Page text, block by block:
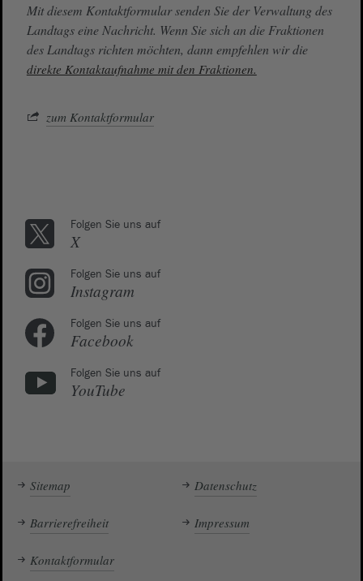
Mit diesem Kontaktformular senden Sie der Verwaltung des
Landtags eine Nachricht. Wenn Sie sich an die Fraktionen
des Landtags richten möchten, dann empfehlen wir die
direkte Kontaktaufnahme mit den Fraktionen.
zum Kontaktformular
Folgen Sie uns auf
X
Folgen Sie uns auf
Instagram
Folgen Sie uns auf
Facebook
Folgen Sie uns auf
YouTube
Sitemap Datenschutz
Barrierefreiheit Impressum
Kontaktformular